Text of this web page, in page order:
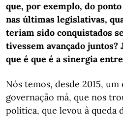
que, por exemplo, do
nas últimas legislativas,
teriam sido conquistados
tivessem avançado juntos?
que é que é a sinergia
Nós temos, desde 2015,
governação má, que nos
política, que levou à queda